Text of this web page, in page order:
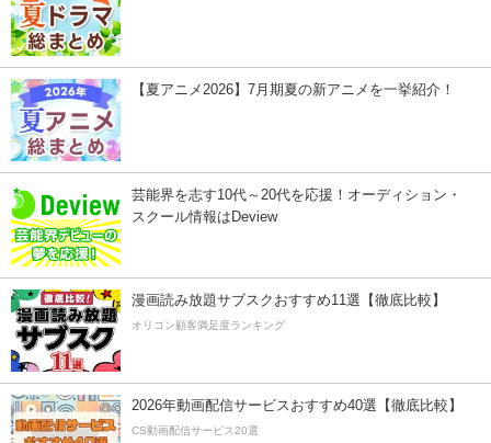
【夏アニメ2026】7月期夏の新アニメを一挙紹介！
芸能界を志す10代～20代を応援！オーディション・
スクール情報はDeview
漫画読み放題サブスクおすすめ11選【徹底比較】
オリコン顧客満足度ランキング
2026年動画配信サービスおすすめ40選【徹底比較】
CS動画配信サービス20選